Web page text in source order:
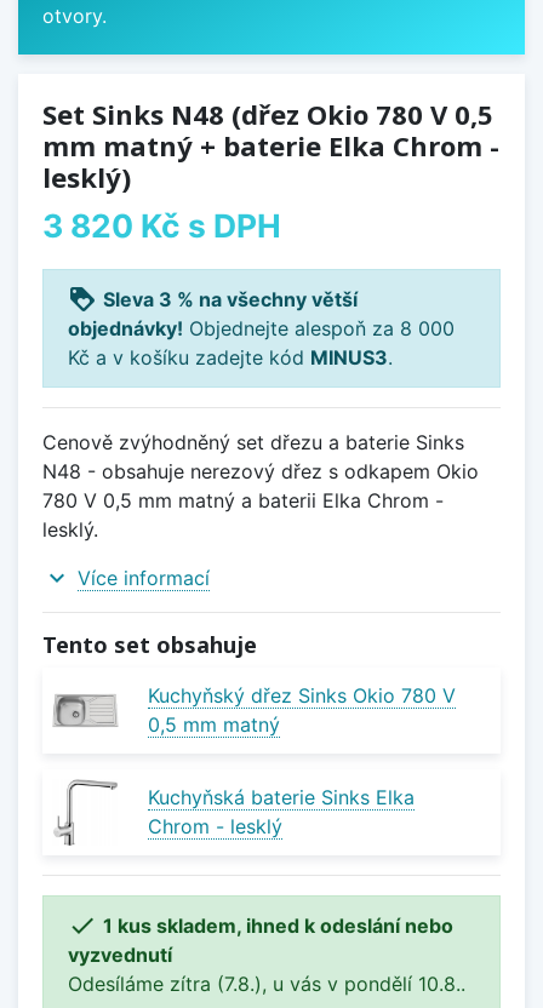
otvory.
Set Sinks N48 (dřez Okio 780 V 0,5
mm matný + baterie Elka Chrom -
lesklý)
3 820 Kč s DPH
loyalty Sleva 3 % na všechny větší
objednávky! Objednejte alespoň za 8 000
Kč a v košíku zadejte kód MINUS3.
Cenově zvýhodněný set dřezu a baterie Sinks
N48 - obsahuje nerezový dřez s odkapem Okio
780 V 0,5 mm matný a baterii Elka Chrom -
lesklý.
expand_more Více informací
Tento set obsahuje
Kuchyňský dřez Sinks Okio 780 V
0,5 mm matný
Kuchyňská baterie Sinks Elka
Chrom - lesklý
 1 kus skladem, ihned k odeslání nebo
vyzvednutí
Odesíláme zítra (7.8.), u vás v pondělí 10.8..